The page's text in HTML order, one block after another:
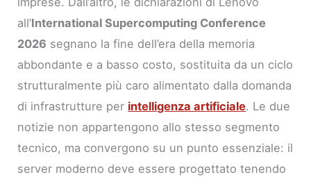
all’International Supercomputing Conference
2026 segnano la fine dell’era della memoria
abbondante e a basso costo, sostituita da un ciclo
strutturalmente più caro alimentato dalla domanda
di infrastrutture per intelligenza artificiale. Le due
notizie non appartengono allo stesso segmento
tecnico, ma convergono su un punto essenziale: il
server moderno deve essere progettato tenendo